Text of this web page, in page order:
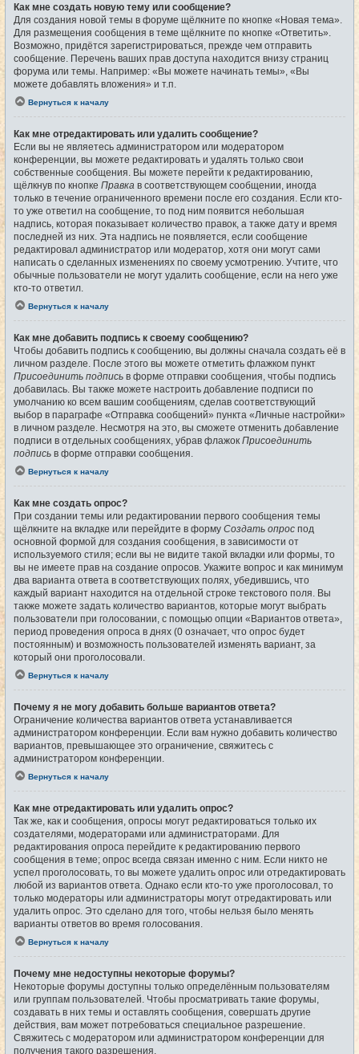
Как мне создать новую тему или сообщение?
Для создания новой темы в форуме щёлкните по кнопке «Новая тема».
Для размещения сообщения в теме щёлкните по кнопке «Ответить».
Возможно, придётся зарегистрироваться, прежде чем отправить
сообщение. Перечень ваших прав доступа находится внизу страниц
форума или темы. Например: «Вы можете начинать темы», «Вы
можете добавлять вложения» и т.п.
Вернуться к началу
Как мне отредактировать или удалить сообщение?
Если вы не являетесь администратором или модератором
конференции, вы можете редактировать и удалять только свои
собственные сообщения. Вы можете перейти к редактированию,
щёлкнув по кнопке Правка в соответствующем сообщении, иногда
только в течение ограниченного времени после его создания. Если кто-
то уже ответил на сообщение, то под ним появится небольшая
надпись, которая показывает количество правок, а также дату и время
последней из них. Эта надпись не появляется, если сообщение
редактировал администратор или модератор, хотя они могут сами
написать о сделанных изменениях по своему усмотрению. Учтите, что
обычные пользователи не могут удалить сообщение, если на него уже
кто-то ответил.
Вернуться к началу
Как мне добавить подпись к своему сообщению?
Чтобы добавить подпись к сообщению, вы должны сначала создать её в
личном разделе. После этого вы можете отметить флажком пункт
Присоединить подпись в форме отправки сообщения, чтобы подпись
добавилась. Вы также можете настроить добавление подписи по
умолчанию ко всем вашим сообщениям, сделав соответствующий
выбор в параграфе «Отправка сообщений» пункта «Личные настройки»
в личном разделе. Несмотря на это, вы сможете отменить добавление
подписи в отдельных сообщениях, убрав флажок Присоединить
подпись в форме отправки сообщения.
Вернуться к началу
Как мне создать опрос?
При создании темы или редактировании первого сообщения темы
щёлкните на вкладке или перейдите в форму Создать опрос под
основной формой для создания сообщения, в зависимости от
используемого стиля; если вы не видите такой вкладки или формы, то
вы не имеете прав на создание опросов. Укажите вопрос и как минимум
два варианта ответа в соответствующих полях, убедившись, что
каждый вариант находится на отдельной строке текстового поля. Вы
также можете задать количество вариантов, которые могут выбрать
пользователи при голосовании, с помощью опции «Вариантов ответа»,
период проведения опроса в днях (0 означает, что опрос будет
постоянным) и возможность пользователей изменять вариант, за
который они проголосовали.
Вернуться к началу
Почему я не могу добавить больше вариантов ответа?
Ограничение количества вариантов ответа устанавливается
администратором конференции. Если вам нужно добавить количество
вариантов, превышающее это ограничение, свяжитесь с
администратором конференции.
Вернуться к началу
Как мне отредактировать или удалить опрос?
Так же, как и сообщения, опросы могут редактироваться только их
создателями, модераторами или администраторами. Для
редактирования опроса перейдите к редактированию первого
сообщения в теме; опрос всегда связан именно с ним. Если никто не
успел проголосовать, то вы можете удалить опрос или отредактировать
любой из вариантов ответа. Однако если кто-то уже проголосовал, то
только модераторы или администраторы могут отредактировать или
удалить опрос. Это сделано для того, чтобы нельзя было менять
варианты ответов во время голосования.
Вернуться к началу
Почему мне недоступны некоторые форумы?
Некоторые форумы доступны только определённым пользователям
или группам пользователей. Чтобы просматривать такие форумы,
создавать в них темы и оставлять сообщения, совершать другие
действия, вам может потребоваться специальное разрешение.
Свяжитесь с модератором или администратором конференции для
получения такого разрешения.